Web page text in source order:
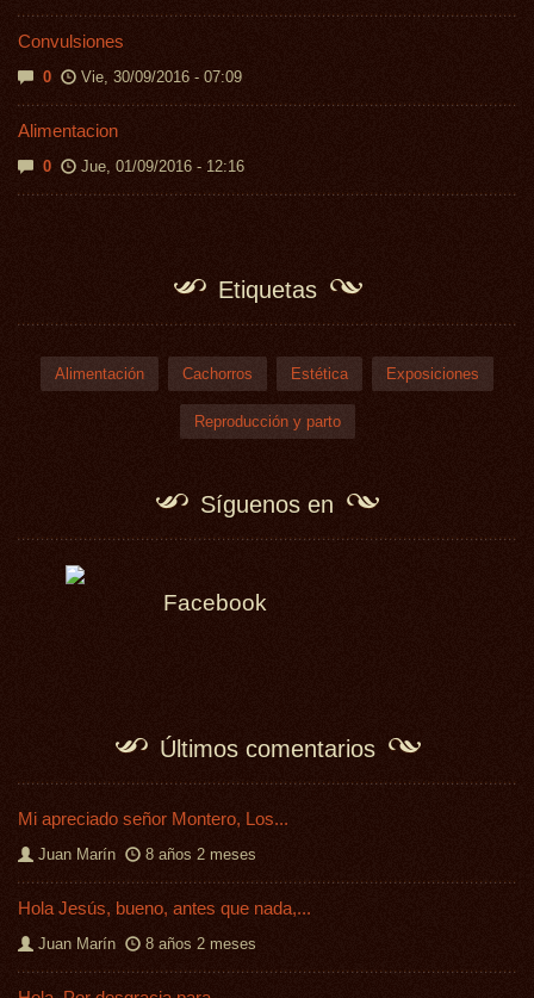
Convulsiones
0 Vie, 30/09/2016 - 07:09
Alimentacion
0 Jue, 01/09/2016 - 12:16
Etiquetas
Alimentación Cachorros Estética Exposiciones
Reproducción y parto
Síguenos en
Facebook
Últimos comentarios
Mi apreciado señor Montero, Los...
Juan Marín 8 años 2 meses
Hola Jesús, bueno, antes que nada,...
Juan Marín 8 años 2 meses